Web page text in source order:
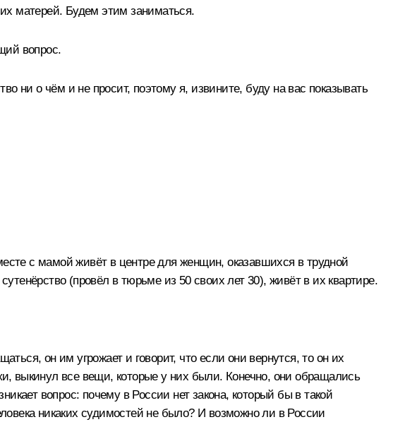
матерей. Будем этим заниматься.
вопрос.
ни о чём и не просит, поэтому я, извините, буду на вас показывать
с мамой живёт в центре для женщин, оказавшихся в трудной
(провёл в тюрьме из 50 своих лет 30), живёт в их квартире.
он им угрожает и говорит, что если они вернутся, то он их
выкинул все вещи, которые у них были. Конечно, они обращались
вопрос: почему в России нет закона, который бы в такой
никаких судимостей не было? И возможно ли в России